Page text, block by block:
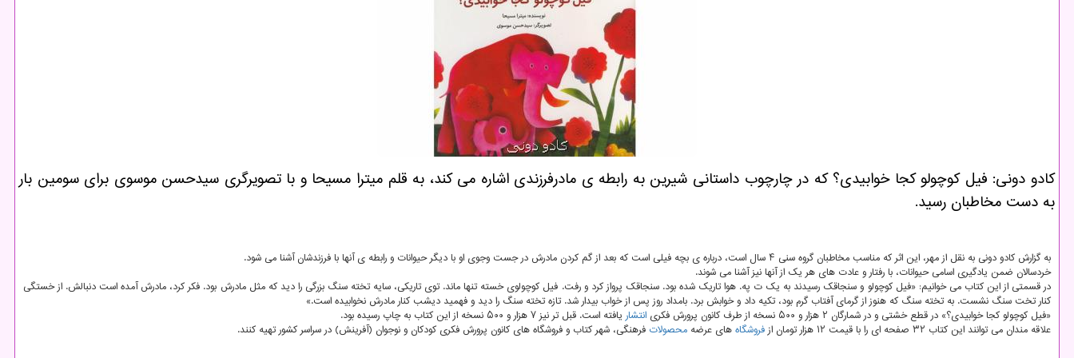
كادو دونی: فیل كوچولو كجا خوابیدی؟ كه در چارچوب داستانی شیرین به رابطه ی مادرفرزندی اشاره می كند، به قلم میترا مسیحا و با تصویرگری سیدحسن موسوی برای سومین بار
به دست مخاطبان رسید.
به گزارش کادو دونی به نقل از مهر، این اثر که مناسب مخاطبان گروه سنی ۴ سال است، درباره ی بچه فیلی است که بعد از گم کردن مادرش در جست وجوی او با دیگر حیوانات و رابطه ی آنها با فرزندشان آشنا می شود.
خردسالان ضمن یادگیری اسامی حیوانات، با رفتار و عادت های هر یک از آنها نیز آشنا می شوند.
در قسمتی از این کتاب می خوانیم: «فیل کوچولو و سنجاقک رسیدند به یک ت په. هوا تاریک شده بود. سنجاقک پرواز کرد و رفت. فیل کوچولوی خسته تنها ماند. توی تاریکی، سایه تخته سنگ بزرگی را دید که مثل مادرش بود. فکر کرد، مادرش آمده است دنبالش. از خستگی
کنار تخت سنگ نشست. به تخته سنگ که هنوز از گرمای آفتاب گرم بود، تکیه داد و خوابش برد. بامداد روز پس از خواب بیدار شد. تازه تخته سنگ را دید و فهمید دیشب کنار مادرش نخوابیده است.»
«فیل کوچولو کجا خوابیدی؟» در قطع خشتی و در شمارگان ۲ هزار و ۵۰۰ نسخه از طرف کانون پرورش فکری
انتشاریافته است. قبل تر نیز ۷ هزار و ۵۰۰ نسخه از این کتاب به چاپ رسیده بود.
علاقه مندان می توانند این کتاب ۳۲ صفحه ای را با قیمت ۱۲ هزار تومان از
فروشگاههای عرضه محصولات فرهنگی، شهر کتاب و فروشگاه های کانون پرورش فکری کودکان و نوجوان (آفرینش) در سراسر کشور تهیه کنند.